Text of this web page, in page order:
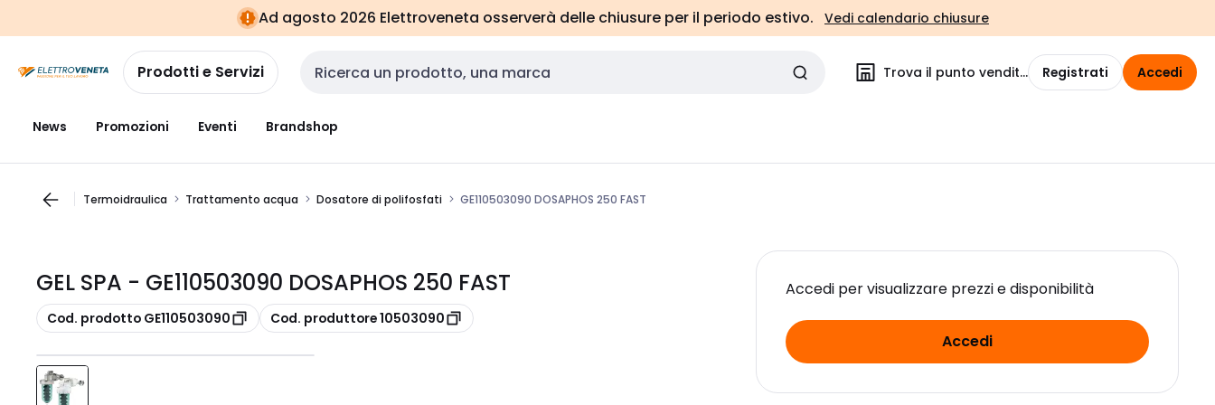
navigazionealla
pagina
Ad agosto 2026 Elettroveneta osserverà delle chiusure per il periodo estivo. Vedi calendario chiusure
Prodotti e Servizi Cerca input Trova il punto vendita Registrati Accedi
News Promozioni Eventi Brandshop
Termoidraulica Trattamento acqua Dosatore di polifosfati GE110503090 DOSAPHOS 250 FAST
GEL SPA - GE110503090 DOSAPHOS 250 FAST
copia
Cod. prodotto GE110503090 copia
Cod. produttore 10503090
Accedi per visualizzare prezzi e disponibilità
Accedi